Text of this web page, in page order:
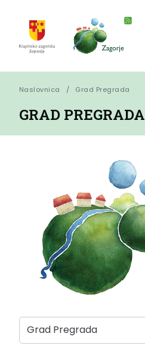
Naslovnica Grad Pregrada
GRAD PREGRADA